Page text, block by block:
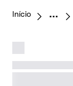
Início